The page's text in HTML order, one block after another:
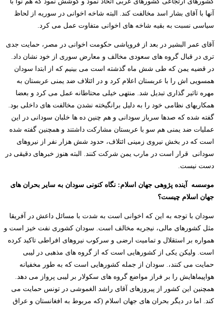
آنها با آقای بشار اسد مخالفت کند. البته شاخه اخوانی در سوریه از لحاظ
سیاسی نسبت به بقیه شاخه های اخوانی متفاوت عمل می کرد.
آقای عمر البشیر در بعد از فروپاشی حکومت اخوانی در مصر، حمایت جدی
تری در قبال گروه های سعودی مخالف و معارض سوری از خود نشان داد.
در قضیه یمن که طی شش ماه گذشته است می بینیم که از ابتدا سودان
همسویی اش را با عربستان اعلام کرد و در ائتلاف ضد یمنی عربستان به
مهره تاثیر گذاری تبدیل شد. منتهی خیلی محتاطانه عمل می کرد و بعضا
همکاریهای نظامی خود را به دلیل برانگیخته نشدن مخالفت های داخلی بود.
گفته شده که صدها سرباز سودانی و هم چنین ده ها خلبان سودانی در این
عملیات ضد یمنی هم سو با عربستان مشارکت داشتند و همچنین گفته شده
است که در بخش نیروی زمینی ائتلاف، حدود شش هزار نفر از نیروهای
سودانی قرار است در مارب یمن شرکت کنند. البته هنوز خبرهای دقیقی در
دست نیست.
موسسه آینده پژوهی جهان اسلام: نگاه کنونی سودان به سایر بحران های
جهان اسلام چیست؟
سودان با توجه به این که اخوانی است به شدت با مسائل داعش در آفریقا
مثل کشورهای مالی، نیجریه مخالف است. سودان کشوری نفت خیز است و
همواره بر استقلال و تمامیت ارضی و سرکوب نیروهای افراطی تاکید کرده
است. ولیکن یکی از کشورهایی است که از گروه های مذهبی در لیبی
حمایت می کنند،. سودان از جمله کشورهایی است که به طور مخفیانه
هواپیماهایش را بر فراز مواضع گروه های سکولار بر لیبی پرواز می دهد.
همچنین این کشور از پیروزهای آقای راشد الغموشی در تونس حمایت می
کند. اما در دیگر بحران های جهان اسلام (که مربوط به افغانستان و عراق